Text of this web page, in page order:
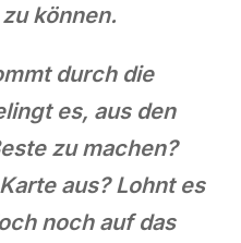
können.
durch die
es, aus den
zu machen?
aus? Lohnt es
noch auf das